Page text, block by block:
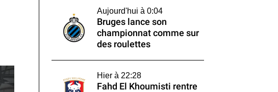
Aujourd'hui à 0:04
Bruges lance son
championnat comme sur
des roulettes
Hier à 22:28
Fahd El Khoumisti rentre